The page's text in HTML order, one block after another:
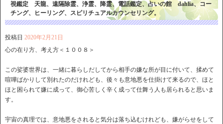
視鑑定 天龍、遠隔除霊、浄霊、降霊、電話鑑定、占いの館 dahlia、コー
チング、ヒーリング、スピリチュアルカウンセリング。
投稿日 2020年2月21日
心の在り方、考え方＜１００８＞
この娑婆世界は、一緒に暮らしだしてから相手の嫌な所が目に付いて、揉めて
喧嘩ばかりして別れたのだけれども、後々も意地悪を仕掛けて来るので、ほと
ほと困られて嫌に成って、御心苦しく辛く成って仕舞う人も居られると思いま
す。
宇宙の真理では、意地悪をされると気分は落ち込むけれども、嫌がらせをして